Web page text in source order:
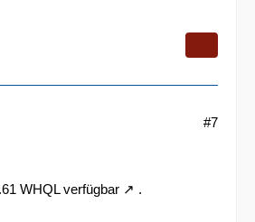
#7
WHQL verfügbar
.